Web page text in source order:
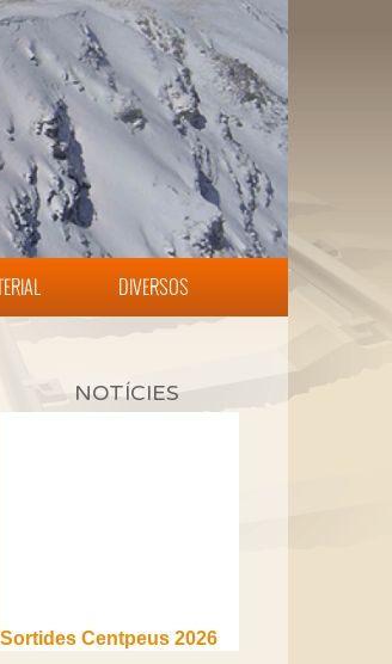
DIVERSOS
NOTÍCIES
(1a part)